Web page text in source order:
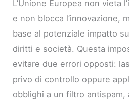
L’Unione Europea non vieta
e non blocca l’innovazione,
base al potenziale impatto
diritti e società. Questa
evitare due errori opposti:
privo di controllo oppure
obblighi a un filtro antispam,